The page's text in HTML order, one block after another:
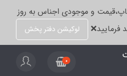
و موجودی اجناس به روز
لوکیشن دفتر پخش
0